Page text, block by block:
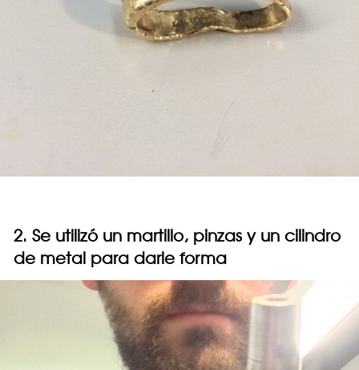
2. Se utilizó un martillo, pinzas y un cilindro
de metal para darle forma